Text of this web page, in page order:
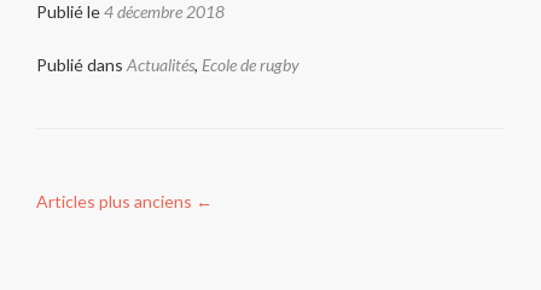
Publié le4 décembre 2018
Publié dans Actualités, Ecole de rugby
Articles plus anciens ←